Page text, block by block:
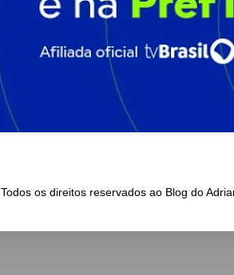
Todos os direitos reservados ao Blog do